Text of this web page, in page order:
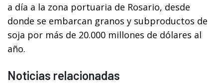
a día a la zona portuaria de Rosario, desde
donde se embarcan granos y subproductos de
soja por más de 20.000 millones de dólares al
año.
Noticias relacionadas